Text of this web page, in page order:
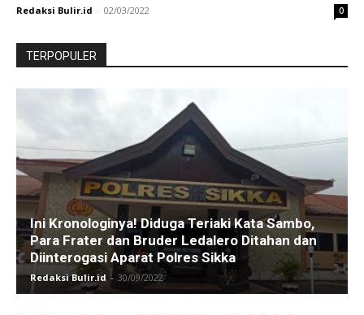
Redaksi Bulir.id - 02/03/2022 0
TERPOPULER
Ini Kronologinya! Diduga Teriaki Kata Sambo,
Para Frater dan Bruder Ledalero Ditahan dan
Diinterogasi Aparat Polres Sikka
Redaksi Bulir.id - 30/09/2022